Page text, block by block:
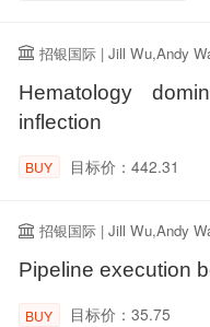
招银国际 | Jill Wu,Andy
Hematology
inflection
BUY 目标价：442.31
招银国际 | Jill Wu,Andy
Pipeline execution
BUY 目标价：35.75